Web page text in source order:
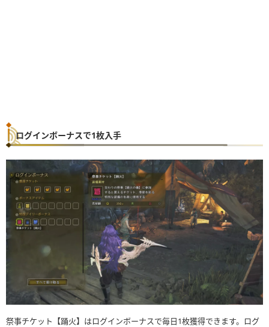
ログインボーナスで1枚入手
祭事チケット【踊火】はログインボーナスで毎日1枚獲得できます。ログ